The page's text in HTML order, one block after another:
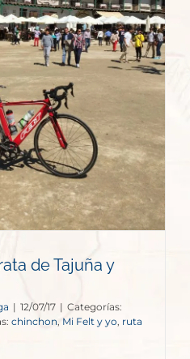
de Tajuña y
| 12/07/17 | Categorías:
chinchon, Mi Felt y yo, ruta